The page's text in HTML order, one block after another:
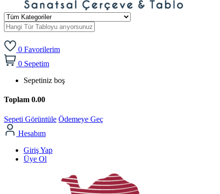
0 Favorilerim
0 Sepetim
Sepetiniz boş
Toplam 0.00
Sepeti Görüntüle Ödemeye Geç
Hesabım
Giriş Yap
Üye Ol